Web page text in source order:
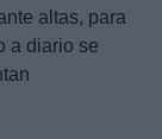
altas, para
a diario se